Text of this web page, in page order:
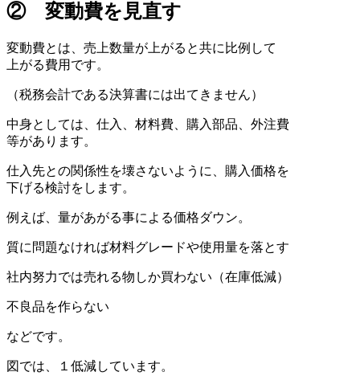
② 変動費を見直す
変動費とは、売上数量が上がると共に比例して
上がる費用です。
（税務会計である決算書には出てきません）
中身としては、仕入、材料費、購入部品、外注費
等があります。
仕入先との関係性を壊さないように、購入価格を
下げる検討をします。
例えば、量があがる事による価格ダウン。
質に問題なければ材料グレードや使用量を落とす
社内努力では売れる物しか買わない（在庫低減）
不良品を作らない
などです。
図では、１低減しています。